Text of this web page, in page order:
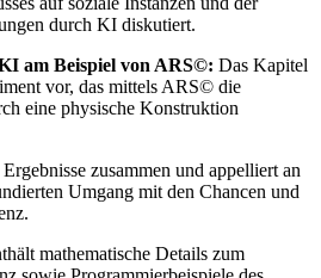
durch KI diskutiert.
am Beispiel von ARS©: Das Kapitel
vor, das mittels ARS© die
eine physische Konstruktion
zusammen und appelliert an
Umgang mit den Chancen und
mathematische Details zum